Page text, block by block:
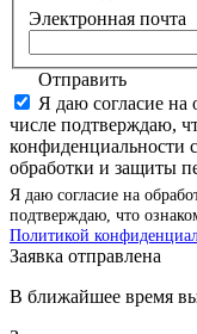
Электронная почта
Отправить
Я даю согласие на
числе подтверждаю,
конфиденциальности
обработки и защиты
Я даю согласие на
подтверждаю, что
Политикой
Заявка отправлена
В ближайшее время